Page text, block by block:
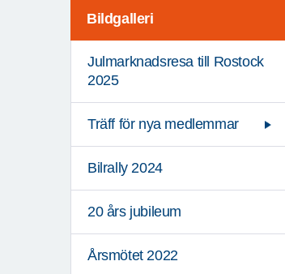
Bildgalleri
Julmarknadsresa till Rostock
2025
Träff för nya medlemmar
Bilrally 2024
20 års jubileum
Årsmötet 2022